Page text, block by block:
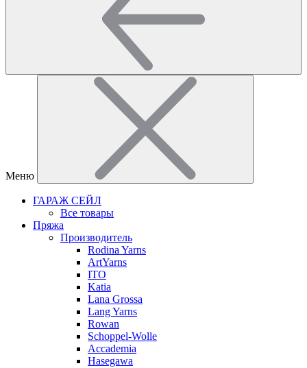
Меню
ГАРАЖ СЕЙЛ
Все товары
Пряжа
Производитель
Rodina Yarns
ArtYarns
ITO
Katia
Lana Grossa
Lang Yarns
Rowan
Schoppel-Wolle
Accademia
Hasegawa